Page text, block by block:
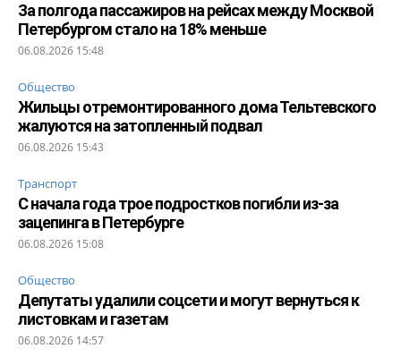
За полгода пассажиров на рейсах между Москвой
Петербургом стало на 18% меньше
06.08.2026 15:48
Общество
Жильцы отремонтированного дома Тельтевского
жалуются на затопленный подвал
06.08.2026 15:43
Транспорт
С начала года трое подростков погибли из-за
зацепинга в Петербурге
06.08.2026 15:08
Общество
Депутаты удалили соцсети и могут вернуться к
листовкам и газетам
06.08.2026 14:57